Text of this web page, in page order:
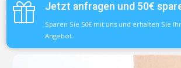
Jetzt anfragen und 50€
Sparen Sie 50€ mit uns und erhalten Sie
Angebot.